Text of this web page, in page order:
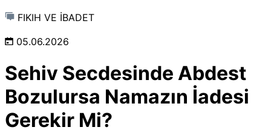
FIKIH VE İBADET
05.06.2026
Sehiv Secdesinde Abdest
Bozulursa Namazın İadesi
Gerekir Mi?